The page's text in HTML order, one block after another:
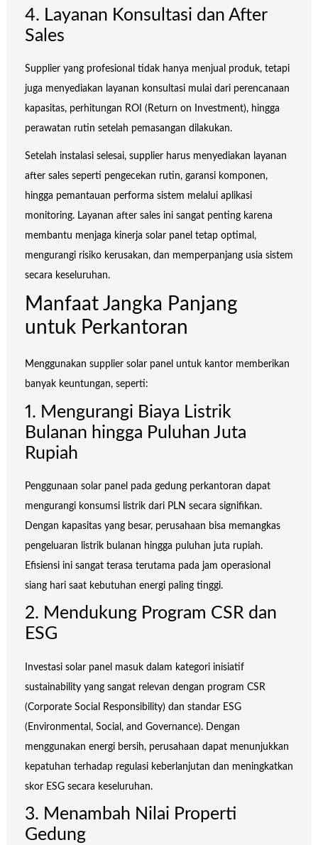
4. Layanan Konsultasi dan After
Sales
Supplier yang profesional tidak hanya menjual produk, tetapi
juga menyediakan layanan konsultasi mulai dari perencanaan
kapasitas, perhitungan ROI (Return on Investment), hingga
perawatan rutin setelah pemasangan dilakukan.
Setelah instalasi selesai, supplier harus menyediakan layanan
after sales seperti pengecekan rutin, garansi komponen,
hingga pemantauan performa sistem melalui aplikasi
monitoring. Layanan after sales ini sangat penting karena
membantu menjaga kinerja solar panel tetap optimal,
mengurangi risiko kerusakan, dan memperpanjang usia sistem
secara keseluruhan.
Manfaat Jangka Panjang
untuk Perkantoran
Menggunakan supplier solar panel untuk kantor memberikan
banyak keuntungan, seperti:
1. Mengurangi Biaya Listrik
Bulanan hingga Puluhan Juta
Rupiah
Penggunaan solar panel pada gedung perkantoran dapat
mengurangi konsumsi listrik dari PLN secara signifikan.
Dengan kapasitas yang besar, perusahaan bisa memangkas
pengeluaran listrik bulanan hingga puluhan juta rupiah.
Efisiensi ini sangat terasa terutama pada jam operasional
siang hari saat kebutuhan energi paling tinggi.
2. Mendukung Program CSR dan
ESG
Investasi solar panel masuk dalam kategori inisiatif
sustainability yang sangat relevan dengan program CSR
(Corporate Social Responsibility) dan standar ESG
(Environmental, Social, and Governance). Dengan
menggunakan energi bersih, perusahaan dapat menunjukkan
kepatuhan terhadap regulasi keberlanjutan dan meningkatkan
skor ESG secara keseluruhan.
3. Menambah Nilai Properti
Gedung